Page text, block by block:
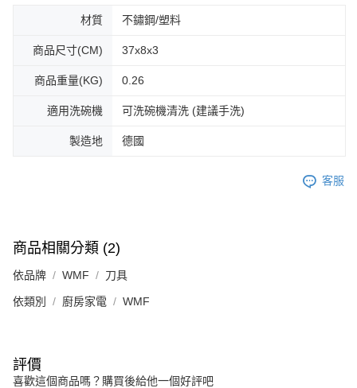
材質 不鏽鋼/塑料
商品尺寸(CM) 37x8x3
商品重量(KG) 0.26
適用洗碗機 可洗碗機清洗 (建議手洗)
製造地 德國
客服
商品相關分類 (2)
依品牌 WMF 刀具
依類別 廚房家電 WMF
評價
喜歡這個商品嗎？購買後給他一個好評吧